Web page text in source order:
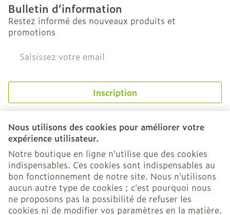
Nous utilisons des cookies pour améliorer votre
expérience utilisateur.
Notre boutique en ligne n'utilise que des cookies
indispensables. Ces cookies sont indispensables au
bon fonctionnement de notre site. Nous n'utilisons
aucun autre type de cookies ; c'est pourquoi nous
ne proposons pas la possibilité de refuser les
cookies ni de modifier vos paramètres en la matière.
Bulletin d’information
Restez informé des nouveaux produits et
promotions
Adresse mail
Inscription
En cliquant sur s'abonner, vous vous abonnez à notre
newsletter et acceptez notrepolitique de confidentialité